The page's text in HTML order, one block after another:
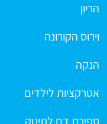
הריון
וירוס הקורונה
הנקה
אטרקציות לילדים